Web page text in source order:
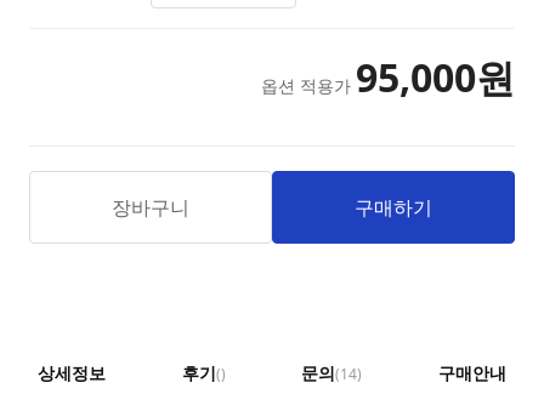
옵션 적용가 95,000원
장바구니 구매하기
상세정보 후기() 문의(14) 구매안내